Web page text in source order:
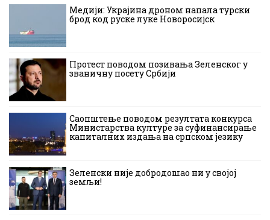
Медији: Украјина дроном напала турски
брод код руске луке Новоросијск
Протест поводом позивања Зеленског у
званичну посету Србији
Саопштење поводом резултата конкурса
Министарства културе за суфинансирање
капиталних издања на српском језику
Зеленски није добродошао ни у својој
земљи!